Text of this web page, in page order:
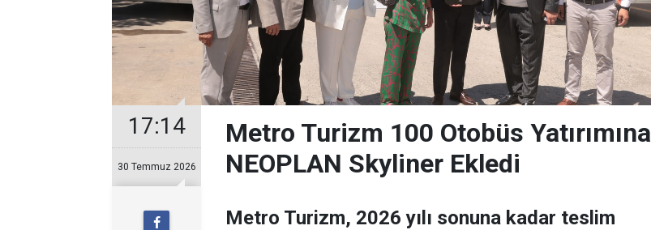
17:14
30 Temmuz 2026
Metro Turizm 100 Otobüs Yatırımına
NEOPLAN Skyliner Ekledi
Metro Turizm, 2026 yılı sonuna kadar teslim